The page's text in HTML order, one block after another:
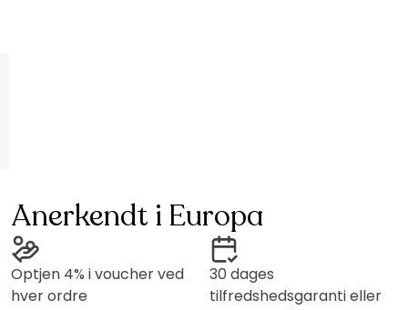
Anerkendt i Europa
Optjen 4% i voucher ved
hver ordre
30 dages
tilfredshedsgaranti eller